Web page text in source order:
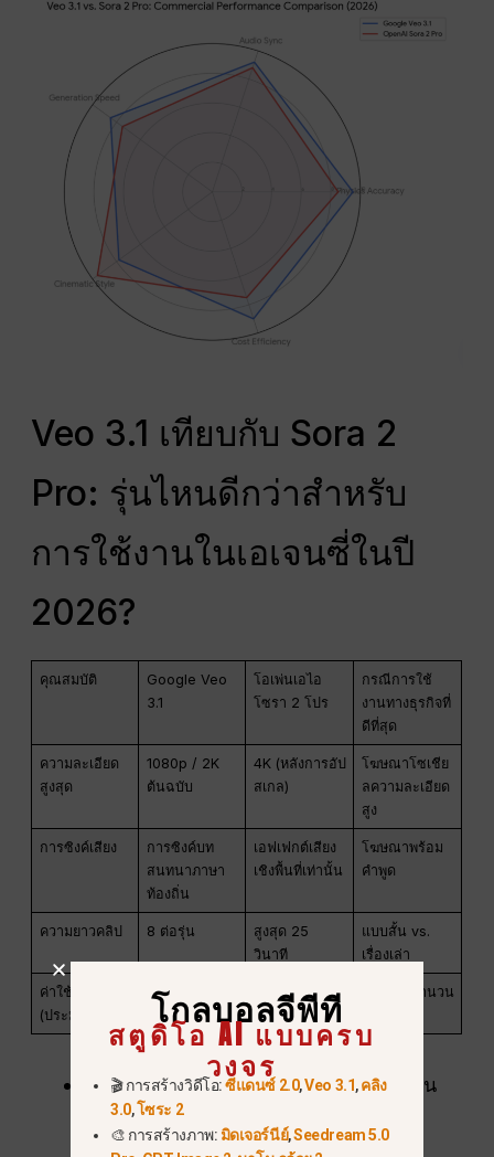
Veo 3.1 เทียบกับ Sora 2
Pro: รุ่นไหนดีกว่าสำหรับ
การใช้งานในเอเจนซี่ในปี
2026?
คุณสมบัติ
Google Veo
3.1
โอเพ่นเอไอ
โซรา 2 โปร
กรณีการใช้
งานทางธุรกิจที่
ดีที่สุด
ความละเอียด
สูงสุด
1080p / 2K
ต้นฉบับ
4K (หลังการอัป
สเกล)
โฆษณาโซเชีย
ลความละเอียด
สูง
การซิงค์เสียง
การซิงค์บท
สนทนาภาษา
ท้องถิ่น
เอฟเฟกต์เสียง
เชิงพื้นที่เท่านั้น
โฆษณาพร้อม
คำพูด
ความยาวคลิป 8 ต่อรุ่น
สูงสุด 25
วินาที
แบบสั้น vs.
เรื่องเล่า
ค่าใช้จ่าย
(ประมาณการ)
ระดับองค์กรสูง
$200/เดือน
(มาตรฐาน)
การผลิตจำนวน
หน่วยงานต่างๆ มักพบว่า GlobalGPT
เป็น
ศูนย์กลางที่มีความหลากหลายมากที่สุด
สำหรับงานเหล่านี้ เนื่องจากช่วยให้ทีม
โกลบอลจีพีที
สตูดิโอ AI แบบครบ
วงจร
🎬 การสร้างวิดีโอ:ซีแดนซ์ 2.0,Veo 3.1,คลิง
3.0,โซระ 2
🎨 การสร้างภาพ: มิดเจอร์นีย์,Seedream 5.0